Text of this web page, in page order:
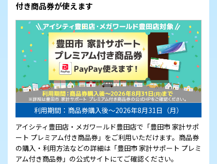
付き商品券が使えます
利用期間：商品券購入後～2026年8月31日（月）
アイシティ豊田店・メガワールド豊田店で「豊田市 家計サポ
ート プレミアム付き商品券」をご利用いただけます。商品券
の購入・利用方法などの詳細は「豊田市 家計サポート プレミ
アム付き商品券」の公式サイトにてご確認ください。